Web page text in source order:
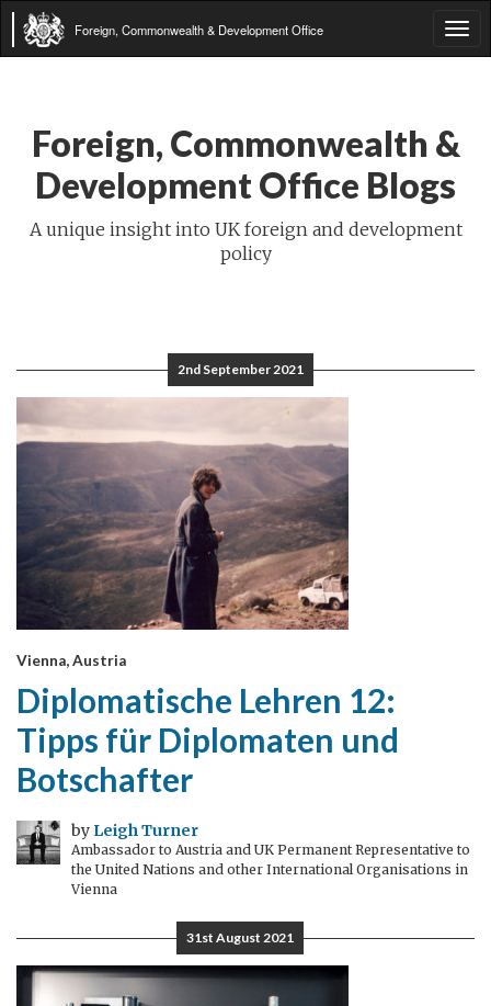
Foreign, Commonwealth & Development Office
Foreign, Commonwealth &
Development Office Blogs
A unique insight into UK foreign and development
policy
2nd September 2021
Vienna, Austria
Diplomatische Lehren 12:
Tipps für Diplomaten und
Botschafter
by Leigh Turner
Ambassador to Austria and UK Permanent Representative to
the United Nations and other International Organisations in
Vienna
31st August 2021